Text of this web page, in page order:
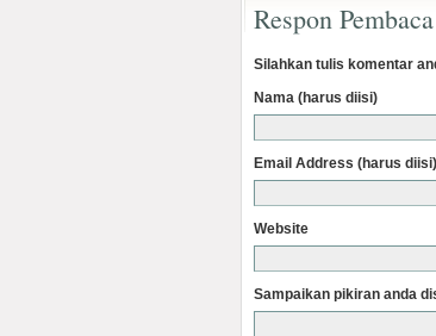
Respon Pembaca
Silahkan tulis komentar
Nama (harus diisi)
Email Address (harus diisi)
Website
Sampaikan pikiran anda